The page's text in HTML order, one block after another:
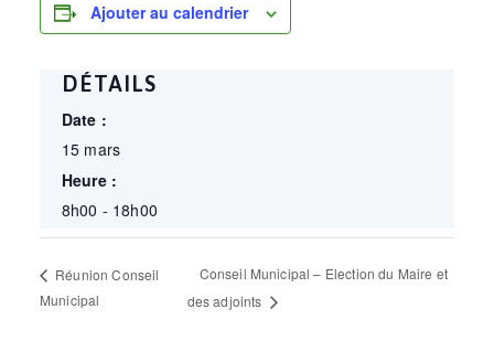
Ajouter au calendrier
DÉTAILS
Date :
15 mars
Heure :
8h00 - 18h00
Réunion Conseil
Municipal
Conseil Municipal – Election du Maire et
des adjoints